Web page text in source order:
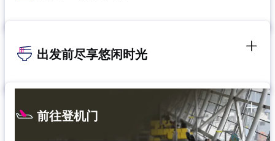
出发前尽享悠闲时光
前往登机门